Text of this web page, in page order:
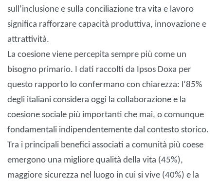
sull’inclusione e sulla conciliazione tra vita e lavoro
significa rafforzare capacità produttiva, innovazione e
attrattività.
La coesione viene percepita sempre più come un
bisogno primario. I dati raccolti da Ipsos Doxa per
questo rapporto lo confermano con chiarezza: l’85%
degli italiani considera oggi la collaborazione e la
coesione sociale più importanti che mai, o comunque
fondamentali indipendentemente dal contesto storico.
Tra i principali benefici associati a comunità più coese
emergono una migliore qualità della vita (45%),
maggiore sicurezza nel luogo in cui si vive (40%) e la